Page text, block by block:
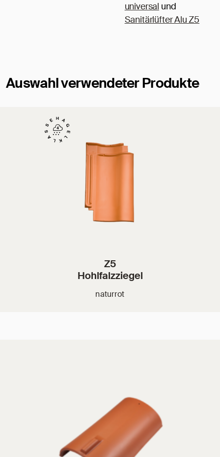
universal und
Sanitärlüfter Alu Z5
Auswahl verwendeter Produkte
Z5
Hohlfalzziegel
naturrot